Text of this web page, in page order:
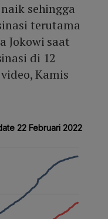
sehingga
terutama
Jokowi saat
di 12
Kamis